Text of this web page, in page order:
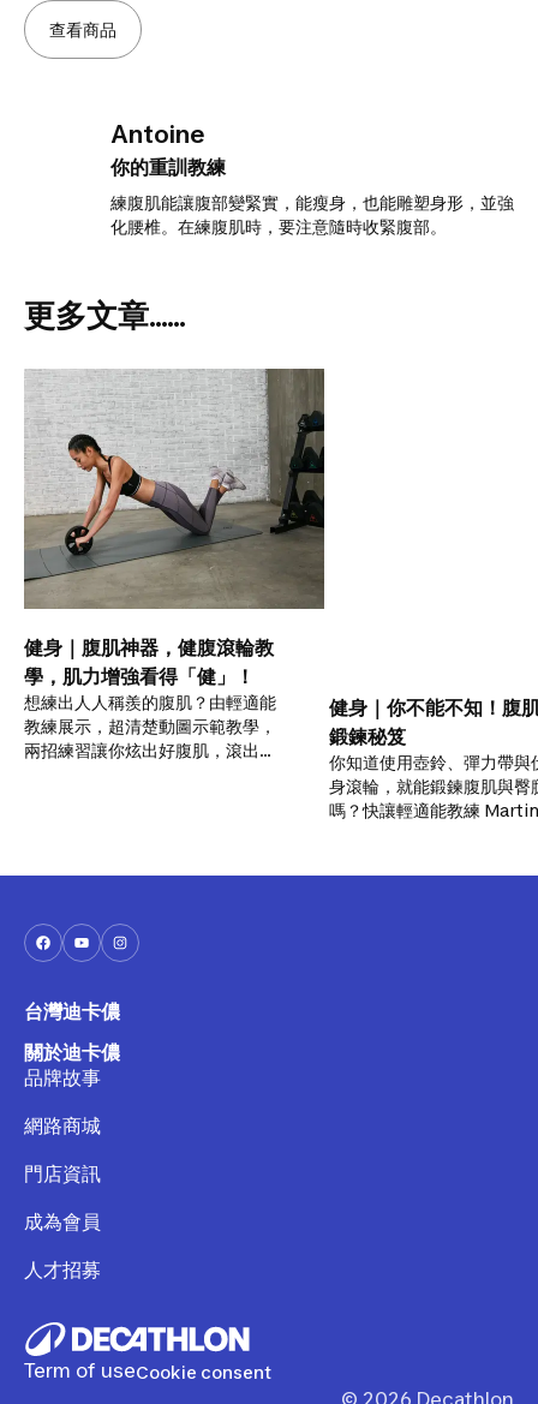
查看商品
Antoine
你的重訓教練
練腹肌能讓腹部變緊實，能瘦身，也能雕塑身形，並強
化腰椎。在練腹肌時，要注意隨時收緊腹部。
更多文章......
健身｜腹肌神器，健腹滾輪教
學，肌力增強看得「健」！
想練出人人稱羨的腹肌？由輕適能
教練展示，超清楚動圖示範教學，
兩招練習讓你炫出好腹肌，滾出馬
健身｜你不能不知！腹
鍛鍊秘笈
你知道使用壺鈴、彈力帶與
身滾輪，就能鍛鍊腹肌與臀
嗎？快讓輕適能教練
台灣迪卡儂
關於迪卡儂
品牌故事
網路商城
門店資訊
成為會員
人才招募
Term of useCookie consent
© 2026 Decathlon